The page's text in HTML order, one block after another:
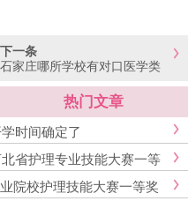
下一条
石家庄哪所学校有对口医学类
热门文章
时间确定了
省护理专业技能大赛一等
院校护理技能大赛一等奖